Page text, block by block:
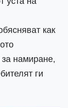
как
за намиране,
ги